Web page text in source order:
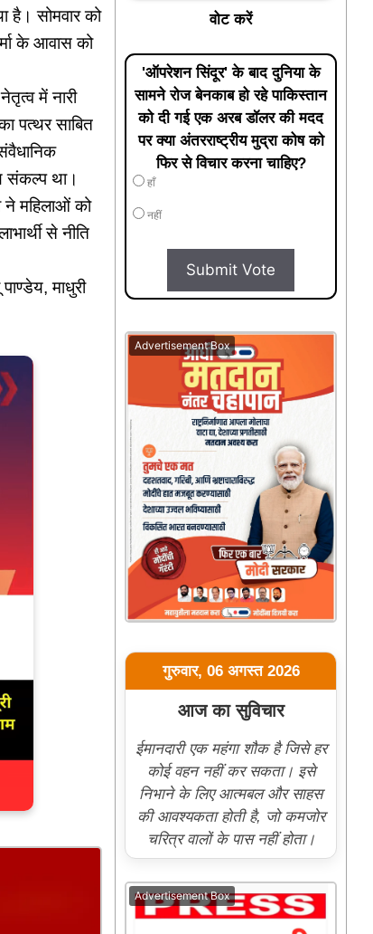
है। सोमवार को
के आवास को
में नारी
पत्थर साबित
संकल्प था।
ने महिलाओं को
से नीति
माधुरी
वोट करें
'ऑपरेशन सिंदूर' के बाद दुनिया के
सामने रोज बेनकाब हो रहे पाकिस्तान
को दी गई एक अरब डॉलर की मदद
पर क्या अंतरराष्ट्रीय मुद्रा कोष को
फिर से विचार करना चाहिए?
हाँ
नहीं
Submit Vote
Advertisement Box
गुरुवार, 06 अगस्त 2026
आज का सुविचार
ईमानदारी एक महंगा शौक है जिसे हर
कोई वहन नहीं कर सकता। इसे
निभाने के लिए आत्मबल और साहस
की आवश्यकता होती है, जो कमजोर
चरित्र वालों के पास नहीं होता।
Advertisement Box